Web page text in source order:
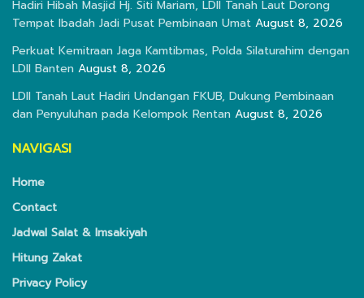
Hadiri Hibah Masjid Hj. Siti Mariam, LDII Tanah Laut Dorong
Tempat Ibadah Jadi Pusat Pembinaan Umat August 8, 2026
Perkuat Kemitraan Jaga Kamtibmas, Polda Silaturahim dengan
LDII Banten August 8, 2026
LDII Tanah Laut Hadiri Undangan FKUB, Dukung Pembinaan
dan Penyuluhan pada Kelompok Rentan August 8, 2026
NAVIGASI
Home
Contact
Jadwal Salat & Imsakiyah
Hitung Zakat
Privacy Policy